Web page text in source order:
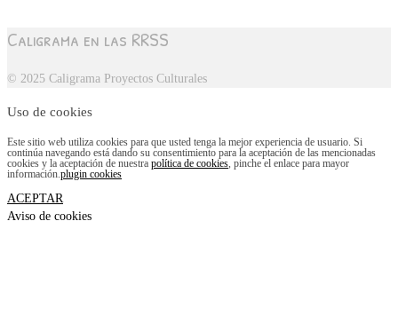
Caligrama en las RRSS
© 2025 Caligrama Proyectos Culturales
Uso de cookies
Este sitio web utiliza cookies para que usted tenga la mejor experiencia de usuario. Si
continúa navegando está dando su consentimiento para la aceptación de las mencionadas
cookies y la aceptación de nuestra política de cookies, pinche el enlace para mayor
información.plugin cookies
ACEPTAR
Aviso de cookies